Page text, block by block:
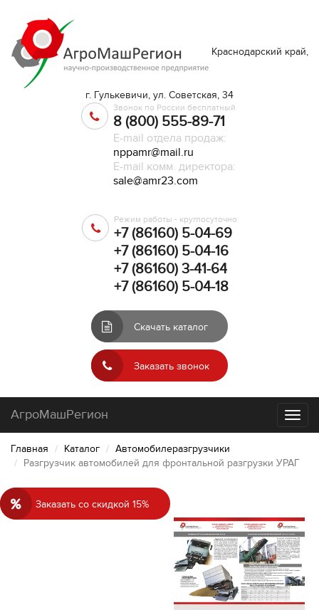
Краснодарский край,
г. Гулькевичи, ул. Советская, 34
Звонок по России бесплатный
8 (800) 555-89-71
E-mail отдела продаж:
nppamr@mail.ru
E-mail комм. директора:
sale@amr23.com
Режим работы - круглосуточно
+7 (86160) 5-04-69
+7 (86160) 5-04-16
+7 (86160) 3-41-64
+7 (86160) 5-04-18
Скачать каталог
Заказать звонок
АгроМашРегион
Главная Каталог
Автомобилеразгрузчики
Разгрузчик автомобилей для фронтальной разгрузки УРАГ
Заказать со скидкой 15%